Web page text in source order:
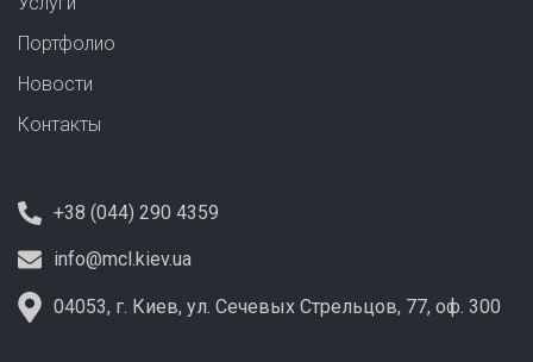
Портфолио
Новости
Контакты
+38 (044) 290 4359
info@mcl.kiev.ua
04053, г. Киев, ул. Сечевых Стрельцов, 77, оф. 300